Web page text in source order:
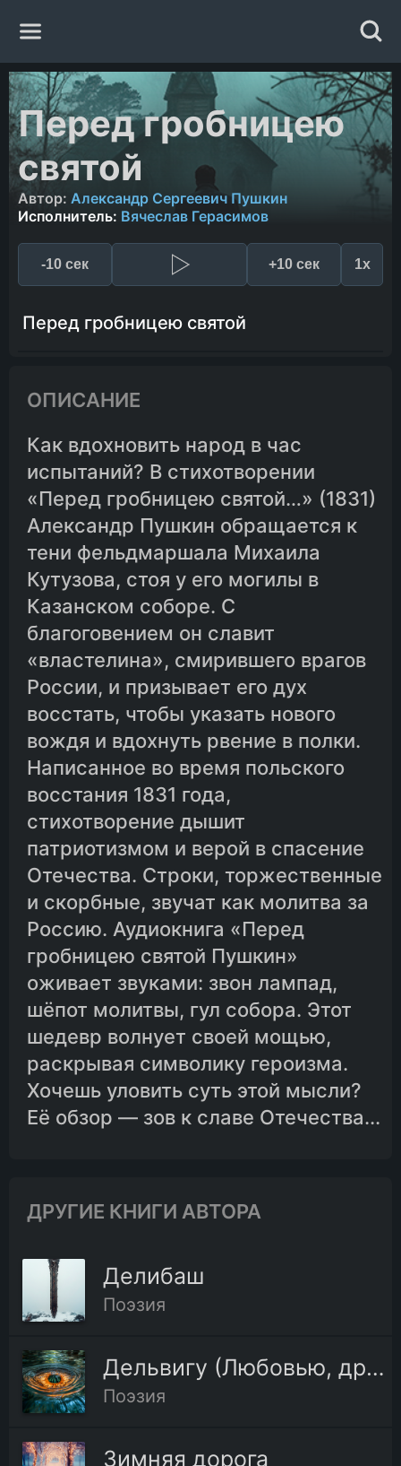
Главная
Жанры
Авторы
Исполнители
Перед гробницею
святой
Автор: Александр Сергеевич Пушкин
Исполнитель: Вячеслав Герасимов
-10 сек +10 сек 1x
Перед гробницею святой
ОПИСАНИЕ
Как вдохновить народ в час
испытаний? В стихотворении
«Перед гробницею святой…» (1831)
Александр Пушкин обращается к
тени фельдмаршала Михаила
Кутузова, стоя у его могилы в
Казанском соборе. С
благоговением он славит
«властелина», смирившего врагов
России, и призывает его дух
восстать, чтобы указать нового
вождя и вдохнуть рвение в полки.
Написанное во время польского
восстания 1831 года,
стихотворение дышит
патриотизмом и верой в спасение
Отечества. Строки, торжественные
и скорбные, звучат как молитва за
Россию. Аудиокнига «Перед
гробницею святой Пушкин»
оживает звуками: звон лампад,
шёпот молитвы, гул собора. Этот
шедевр волнует своей мощью,
раскрывая символику героизма.
Хочешь уловить суть этой мысли?
Её обзор — зов к славе Отечества...
ДРУГИЕ КНИГИ АВТОРА
Делибаш
Поэзия
Дельвигу (Любовью, дружеством и ленью…)
Поэзия
Зимняя дорога